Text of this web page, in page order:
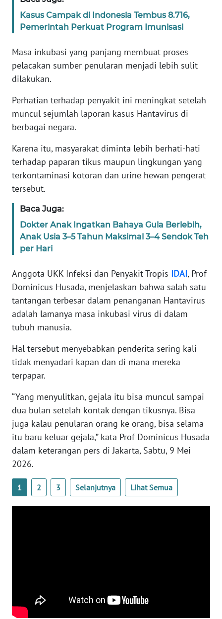
Kasus Campak di Indonesia Tembus 8.716,
Pemerintah Perkuat Program Imunisasi
Masa inkubasi yang panjang membuat proses
pelacakan sumber penularan menjadi lebih sulit
dilakukan.
Perhatian terhadap penyakit ini meningkat setelah
muncul sejumlah laporan kasus Hantavirus di
berbagai negara.
Karena itu, masyarakat diminta lebih berhati-hati
terhadap paparan tikus maupun lingkungan yang
terkontaminasi kotoran dan urine hewan pengerat
tersebut.
Baca Juga:
Dokter Anak Ingatkan Bahaya Gula Berlebih,
Anak Usia 3–5 Tahun Maksimal 3–4 Sendok Teh
per Hari
Anggota UKK Infeksi dan Penyakit Tropis IDAI, Prof
Dominicus Husada, menjelaskan bahwa salah satu
tantangan terbesar dalam penanganan Hantavirus
adalah lamanya masa inkubasi virus di dalam
tubuh manusia.
Hal tersebut menyebabkan penderita sering kali
tidak menyadari kapan dan di mana mereka
terpapar.
“Yang menyulitkan, gejala itu bisa muncul sampai
dua bulan setelah kontak dengan tikusnya. Bisa
juga kalau penularan orang ke orang, bisa selama
itu baru keluar gejala,” kata Prof Dominicus Husada
dalam keterangan pers di Jakarta, Sabtu, 9 Mei
2026.
1 2 3 Selanjutnya Lihat Semua
IKLAN
TENTANG
PEDOMAN
MEDIA
REDAKSI
DISCLAIMER
Wahana
News
Regional
WN
SUMUT
WN
JAKARTA
WN
JABAR
WN
BANTEN
WN
NTT
WN
KEPRI
WN
PAPUA
WN
WN